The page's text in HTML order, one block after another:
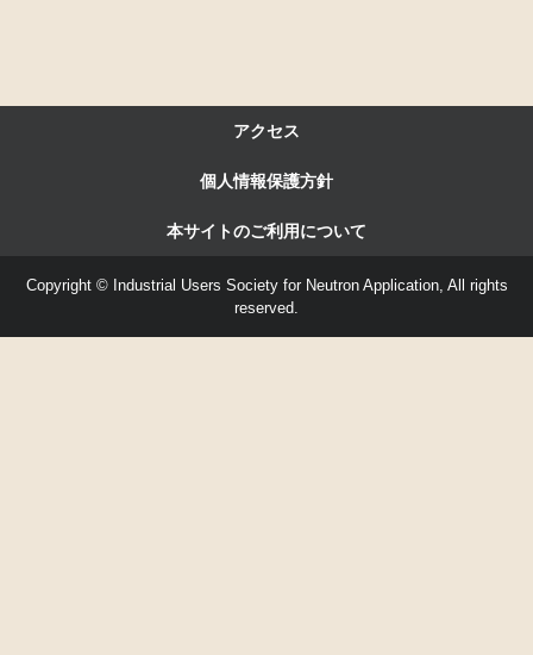
アクセス
個人情報保護方針
本サイトのご利用について
Copyright © Industrial Users Society for Neutron Application, All rights
reserved.